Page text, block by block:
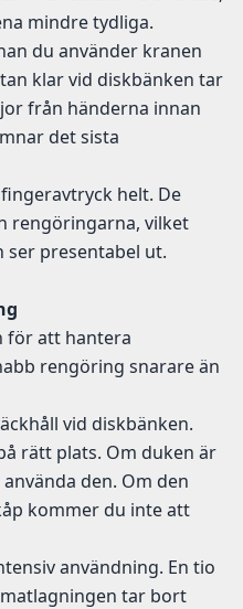
mindre tydliga.
du använder kranen
klar vid diskbänken tar
från händerna innan
det sista
helt. De
rengöringarna, vilket
presentabel ut.
för att hantera
rengöring snarare än
vid diskbänken.
rätt plats. Om duken är
den. Om den
kommer du inte att
användning. En tio
tar bort